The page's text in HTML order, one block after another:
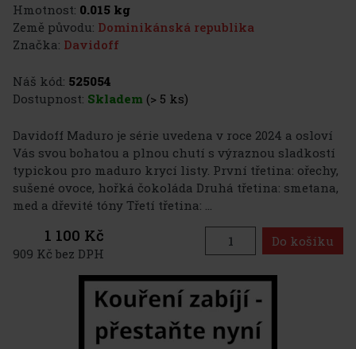
Hmotnost: 0.015 kg
Země původu: Dominikánská republika
Značka: Davidoff
Náš kód: 525054
Dostupnost: Skladem (> 5 ks)
Davidoff Maduro je série uvedena v roce 2024 a osloví
Vás svou bohatou a plnou chutí s výraznou sladkostí
typickou pro maduro krycí listy. První třetina: ořechy,
sušené ovoce, hořká čokoláda Druhá třetina: smetana,
med a dřevité tóny Třetí třetina: ...
1 100 Kč
909 Kč bez DPH
Do košíku